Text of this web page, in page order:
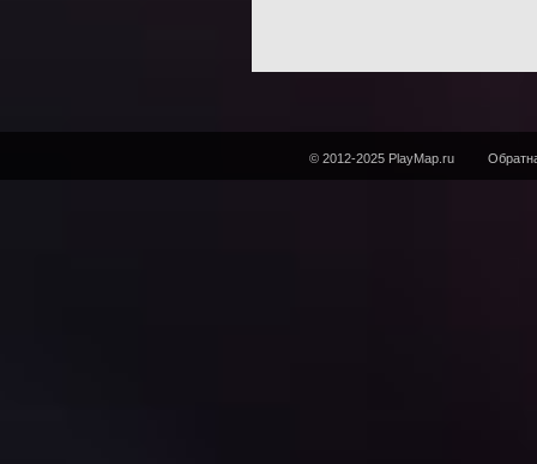
© 2012-2025 PlayMap.ru